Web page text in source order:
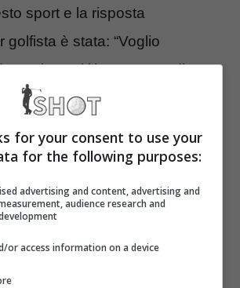
sport e la risposta
golfista è stata: “Voglio
a tutti l’importanza di
perchè – che lo si faccia ad
molto nella vita. Il golf è un
reale”.
Spiranac e i
for your consent to use your
for the following purposes:
advertising and content, advertising and
audience research and
or access information on a device